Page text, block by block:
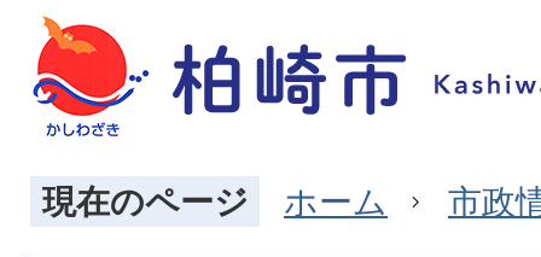
現在のページ ホーム 市政